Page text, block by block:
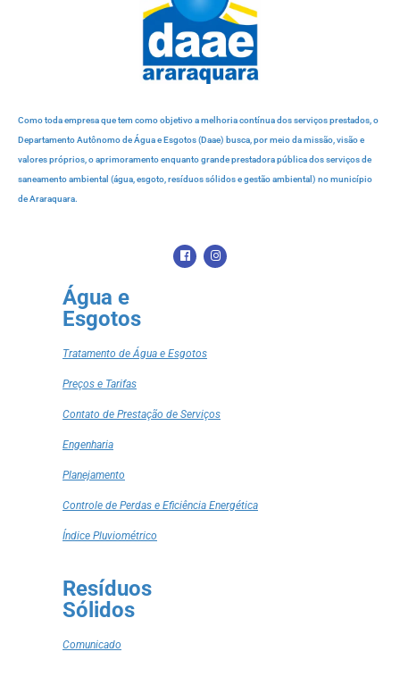
Como toda empresa que tem como objetivo a melhoria contínua dos serviços prestados, o
Departamento Autônomo de Água e Esgotos (Daae) busca, por meio da missão, visão e
valores próprios, o aprimoramento enquanto grande prestadora pública dos serviços de
saneamento ambiental (água, esgoto, resíduos sólidos e gestão ambiental) no município
de Araraquara.
Água e
Esgotos
Tratamento de Água e Esgotos
Preços e Tarifas
Contato de Prestação de Serviços
Engenharia
Planejamento
Controle de Perdas e Eficiência Energética
Índice Pluviométrico
Resíduos
Sólidos
Comunicado